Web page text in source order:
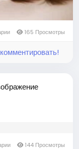
165 Просмотры
144 Просмотры